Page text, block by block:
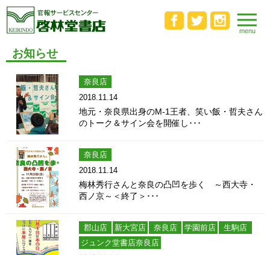
お知らせ
奈良店
2018.11.14
地元・奈良県出身のM-1王者、笑い飯・哲夫さん
のトーク＆サイン会を開催し･･･
奈良店
2018.11.14
梅林秀行さんと奈良の凸凹を歩く ～西大寺・
西ノ京～＜終了＞･･･
郡山店 新大宮店 奈良店 学園前店
生駒店
ジュンク堂書店奈良店